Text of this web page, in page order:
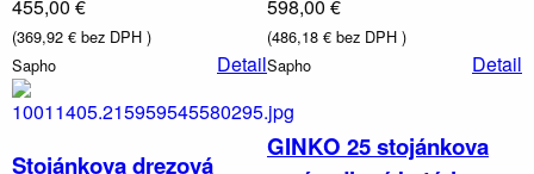
455,00 €
(369,92 € bez DPH )
Sapho
Detail
598,00 €
(486,18 € bez DPH )
Sapho
Detail
Stojánkova drezová
GINKO 25 stojánkova